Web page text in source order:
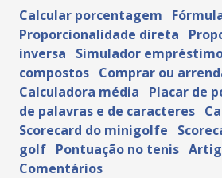
Calcular porcentagem
Proporcionalidade direta
inversa
Simulador
compostos Comprar ou
Calculadora média
Placar de
de palavras e de caracteres
Scorecard do minigolfe
golf Pontuação no tenis
Comentários